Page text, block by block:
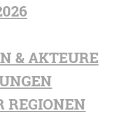
& AKTEURE
REGIONEN